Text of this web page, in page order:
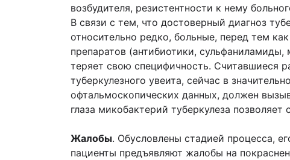
возбудителя, резистентности к нему
В связи с тем, что достоверный диагноз
относительно редко, больные, перед тем
препаратов (антибиотики,
теряет свою специфичность. Считавшиеся
туберкулезного увеита, сейчас в
офталь­москопических данных, должен
глаза микобактерий туберкулеза
Жалобы. Обусловлены стадией процесса,
пациенты предъявляют жалобы на